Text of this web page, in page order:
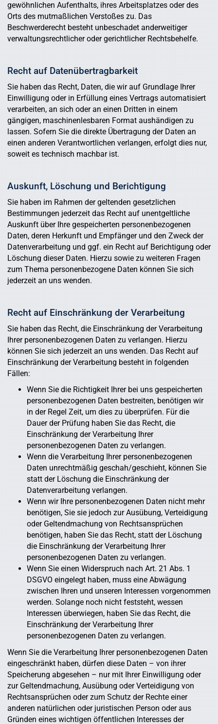
gewöhnlichen Aufenthalts, ihres Arbeitsplatzes oder des
Orts des mutmaßlichen Verstoßes zu. Das
Beschwerderecht besteht unbeschadet anderweitiger
verwaltungsrechtlicher oder gerichtlicher Rechtsbehelfe.
Recht auf Daten­übertrag­barkeit
Sie haben das Recht, Daten, die wir auf Grundlage Ihrer
Einwilligung oder in Erfüllung eines Vertrags automatisiert
verarbeiten, an sich oder an einen Dritten in einem
gängigen, maschinenlesbaren Format aushändigen zu
lassen. Sofern Sie die direkte Übertragung der Daten an
einen anderen Verantwortlichen verlangen, erfolgt dies nur,
soweit es technisch machbar ist.
Auskunft, Löschung und Berichtigung
Sie haben im Rahmen der geltenden gesetzlichen
Bestimmungen jederzeit das Recht auf unentgeltliche
Auskunft über Ihre gespeicherten personenbezogenen
Daten, deren Herkunft und Empfänger und den Zweck der
Datenverarbeitung und ggf. ein Recht auf Berichtigung oder
Löschung dieser Daten. Hierzu sowie zu weiteren Fragen
zum Thema personenbezogene Daten können Sie sich
jederzeit an uns wenden.
Recht auf Einschränkung der Verarbeitung
Sie haben das Recht, die Einschränkung der Verarbeitung
Ihrer personenbezogenen Daten zu verlangen. Hierzu
können Sie sich jederzeit an uns wenden. Das Recht auf
Einschränkung der Verarbeitung besteht in folgenden
Fällen:
Wenn Sie die Richtigkeit Ihrer bei uns gespeicherten
personenbezogenen Daten bestreiten, benötigen wir
in der Regel Zeit, um dies zu überprüfen. Für die
Dauer der Prüfung haben Sie das Recht, die
Einschränkung der Verarbeitung Ihrer
personenbezogenen Daten zu verlangen.
Wenn die Verarbeitung Ihrer personenbezogenen
Daten unrechtmäßig geschah/geschieht, können Sie
statt der Löschung die Einschränkung der
Datenverarbeitung verlangen.
Wenn wir Ihre personenbezogenen Daten nicht mehr
benötigen, Sie sie jedoch zur Ausübung, Verteidigung
oder Geltendmachung von Rechtsansprüchen
benötigen, haben Sie das Recht, statt der Löschung
die Einschränkung der Verarbeitung Ihrer
personenbezogenen Daten zu verlangen.
Wenn Sie einen Widerspruch nach Art. 21 Abs. 1
DSGVO eingelegt haben, muss eine Abwägung
zwischen Ihren und unseren Interessen vorgenommen
werden. Solange noch nicht feststeht, wessen
Interessen überwiegen, haben Sie das Recht, die
Einschränkung der Verarbeitung Ihrer
personenbezogenen Daten zu verlangen.
Wenn Sie die Verarbeitung Ihrer personenbezogenen Daten
eingeschränkt haben, dürfen diese Daten – von ihrer
Speicherung abgesehen – nur mit Ihrer Einwilligung oder
zur Geltendmachung, Ausübung oder Verteidigung von
Rechtsansprüchen oder zum Schutz der Rechte einer
anderen natürlichen oder juristischen Person oder aus
Gründen eines wichtigen öffentlichen Interesses der